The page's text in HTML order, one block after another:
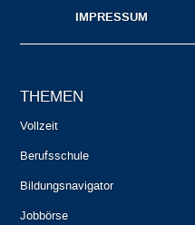
IMPRESSUM
THEMEN
Vollzeit
Berufsschule
Bildungsnavigator
Jobbörse